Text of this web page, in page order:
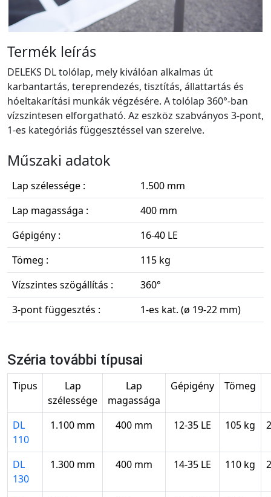
Termék leírás
DELEKS DL tolólap, mely kiválóan alkalmas út
karbantartás, tereprendezés, tisztítás, állattartás és
hóeltakarítási munkák végzésére. A tolólap 360°-ban
vízszintesen elforgatható. Az eszköz szabványos 3-pont,
1-es kategóriás függesztéssel van szerelve.
Műszaki adatok
Lap szélessége :
1.500 mm
Lap magassága :
400 mm
Gépigény :
16-40 LE
Tömeg :
115 kg
Vízszintes szögállítás :
360°
3-pont függesztés :
1-es kat. (ø 19-22 mm)
Széria további típusai
Tipus
Lap
szélessége
Lap
magassága
Gépigény Tömeg
DL
110
1.100 mm 400 mm 12-35 LE 105 kg
DL
130
1.300 mm 400 mm 14-35 LE 110 kg